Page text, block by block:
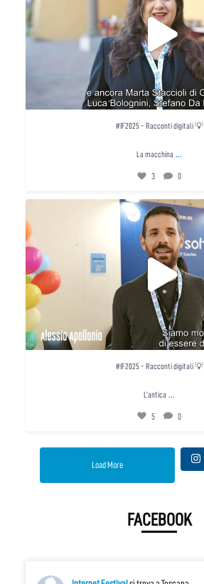
3 0
#IF2025 - Racconti digitali 💡
La macchina ...
3 0
#IF2025 - Racconti digitali 💡
L’antica...
5 0
#IF2025 - Racconti digitali 💡
L’antica ...
5 0
Load More
FACEBOOK